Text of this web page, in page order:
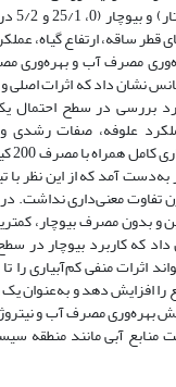
200
قطر ساقه، ارتفاع گیاه،
مصرف آب و بهره‌وری
نشان داد که اثرات اصلی و
بررسی در سطح احتمال
علوفه، صفات
تفاوت معنی‌داری نداشت.
و بدون مصرف بیوچار،
داد که کاربرد بیوچار در
اثرات منفی کم‌آبیاری را
افزایش دهد و به‌عنوان یک
بهره‌وری مصرف آب و
منابع آبی مانند منطقه